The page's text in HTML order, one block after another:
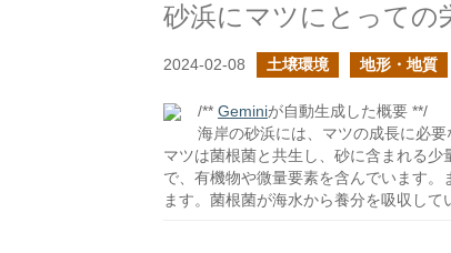
砂浜にマツにとっての
2024-02-08 土壌環境 地形・地質
/** Geminiが自動生成した概要 **/
海岸の砂浜には、マツの成長に必
マツは菌根菌と共生し、砂に含まれる
で、有機物や微量要素を含んでいます
ます。菌根菌が海水から養分を吸収して